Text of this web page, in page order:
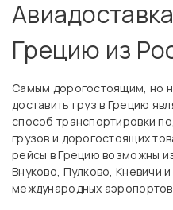
Грецию из
Самым дорогостоящим, но
доставить груз в Грецию
способ транспортировки
грузов и дорогостоящих
рейсы в Грецию возможны
Внуково, Пулково, Кневичи
международных